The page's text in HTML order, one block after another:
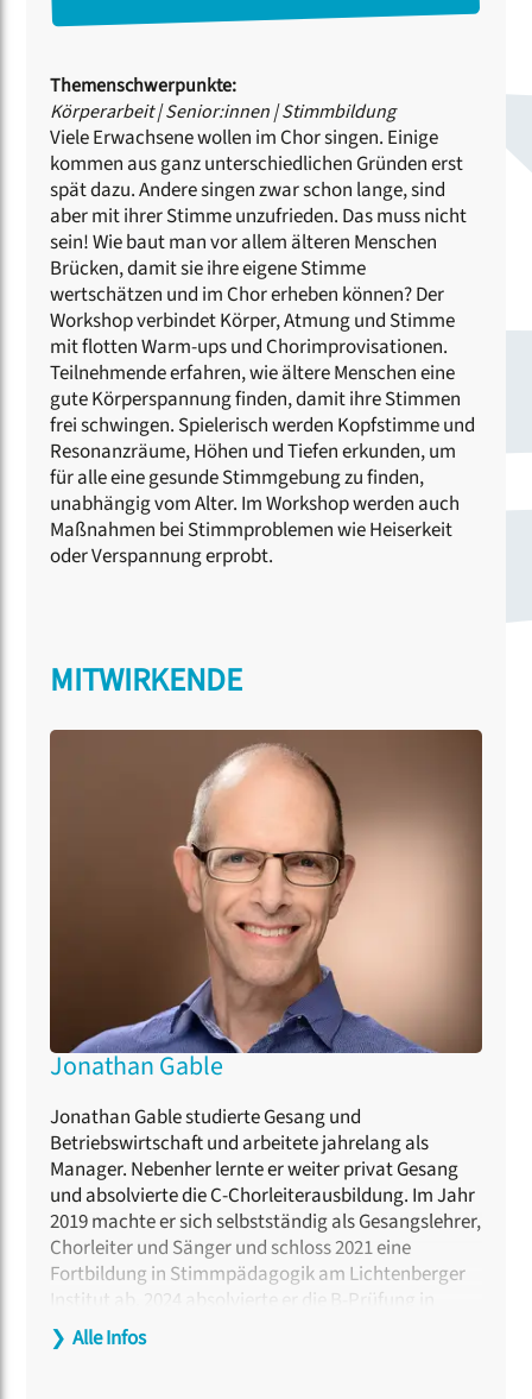
Themenschwerpunkte:
Körperarbeit|Senior:innen|Stimmbildung
Viele Erwachsene wollen im Chor singen. Einige
kommen aus ganz unterschiedlichen Gründen erst
spät dazu. Andere singen zwar schon lange, sind
aber mit ihrer Stimme unzufrieden. Das muss nicht
sein! Wie baut man vor allem älteren Menschen
Brücken, damit sie ihre eigene Stimme
wertschätzen und im Chor erheben können? Der
Workshop verbindet Körper, Atmung und Stimme
mit flotten Warm-ups und Chorimprovisationen.
Teilnehmende erfahren, wie ältere Menschen eine
gute Körperspannung finden, damit ihre Stimmen
frei schwingen. Spielerisch werden Kopfstimme und
Resonanzräume, Höhen und Tiefen erkunden, um
für alle eine gesunde Stimmgebung zu finden,
unabhängig vom Alter. Im Workshop werden auch
Maßnahmen bei Stimmproblemen wie Heiserkeit
oder Verspannung erprobt.
MITWIRKENDE
Jonathan Gable
Jonathan Gable studierte Gesang und
Betriebswirtschaft und arbeitete jahrelang als
Manager. Nebenher lernte er weiter privat Gesang
und absolvierte die C-Chorleiterausbildung. Im Jahr
2019 machte er sich selbstständig als Gesangslehrer,
Chorleiter und Sänger und schloss 2021 eine
Fortbildung in Stimmpädagogik am Lichtenberger
Institut ab. 2024 absolvierte er die B-Prüfung in
Chorleitung bei Professor Cornelius Trantow an der
Bundesakademie für kulturelle Bildung in
❯ Alle Infos